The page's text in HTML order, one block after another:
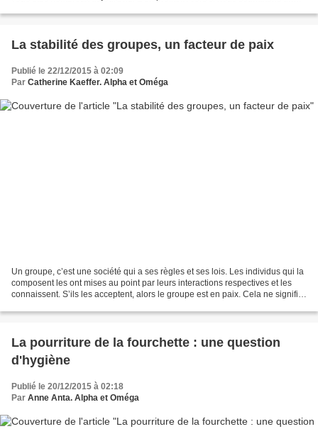
La stabilité des groupes, un facteur de paix
Publié le 22/12/2015 à 02:09
Par Catherine Kaeffer. Alpha et Oméga
Un groupe, c’est une société qui a ses règles et ses lois. Les individus qui la
composent les ont mises au point par leurs interactions respectives et les
connaissent. S’ils les acceptent, alors le groupe est en paix. Cela ne signifie
La pourriture de la fourchette : une question
d'hygiène
Publié le 20/12/2015 à 02:18
Par Anne Anta. Alpha et Oméga